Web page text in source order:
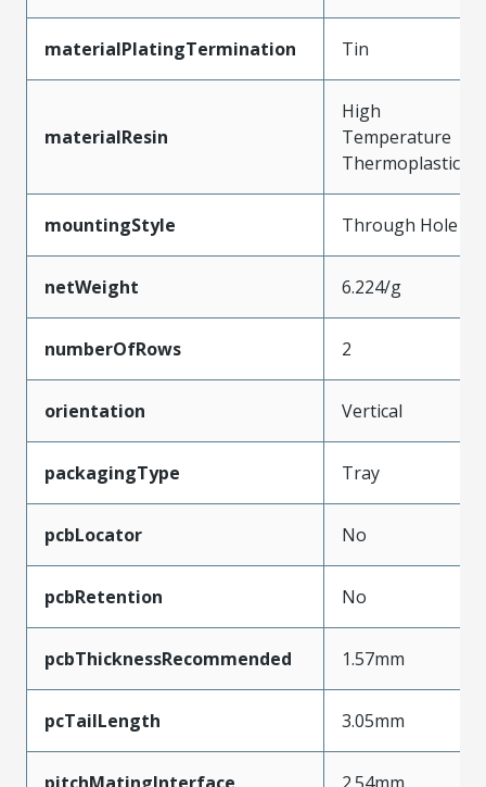
materialPlatingTermination Tin
materialResin
High
Temperature
Thermoplastic
mountingStyle Through Hole
netWeight 6.224/g
numberOfRows 2
orientation Vertical
packagingType Tray
pcbLocator No
pcbRetention No
pcbThicknessRecommended 1.57mm
pcTailLength 3.05mm